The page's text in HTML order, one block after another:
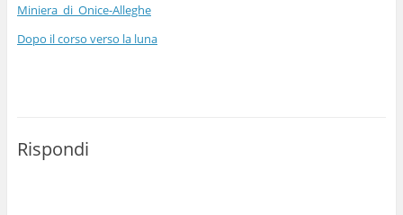
Miniera_di_Onice-Alleghe
Dopo il corso verso la luna
Rispondi